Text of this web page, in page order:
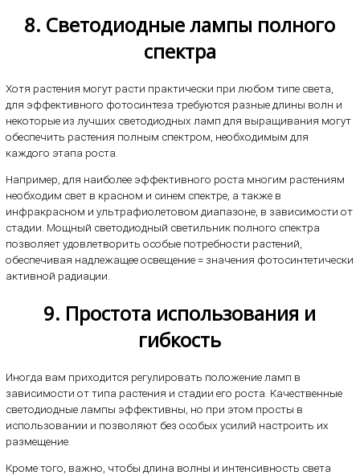
8. Светодиодные лампы полного
спектра
Хотя растения могут расти практически при любом типе света,
для эффективного фотосинтеза требуются разные длины волн и
некоторые из лучших светодиодных ламп для выращивания могут
обеспечить растения полным спектром, необходимым для
каждого этапа роста.
Например, для наиболее эффективного роста многим растениям
необходим свет в красном и синем спектре, а также в
инфракрасном и ультрафиолетовом диапазоне, в зависимости от
стадии. Мощный светодиодный светильник полного спектра
позволяет удовлетворить особые потребности растений,
обеспечивая надлежащее освещение = значения фотосинтетически
активной радиации.
9. Простота использования и
гибкость
Иногда вам приходится регулировать положение ламп в
зависимости от типа растения и стадии его роста. Качественные
светодиодные лампы эффективны, но при этом просты в
использовании и позволяют без особых усилий настроить их
размещение.
Кроме того, важно, чтобы длина волны и интенсивность света